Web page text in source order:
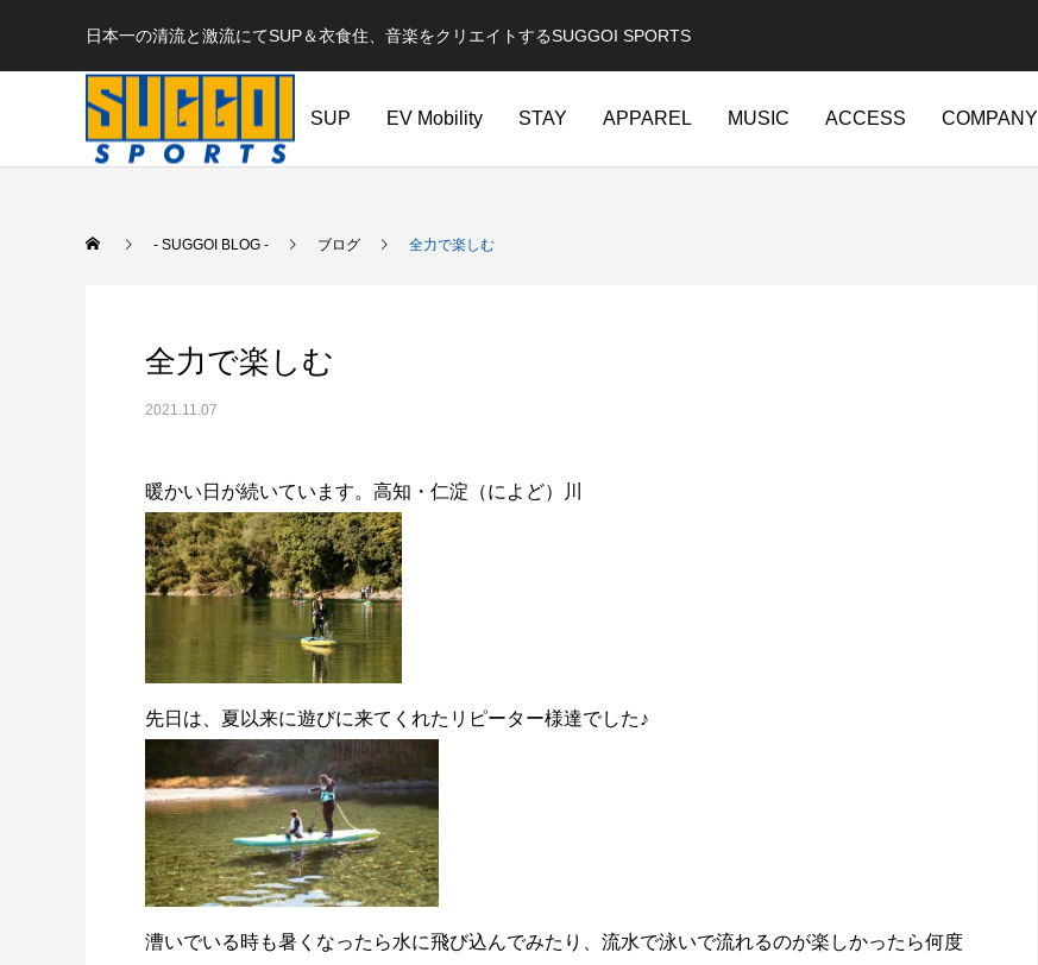
日本一の清流と激流にてSUP＆衣食住、音楽をクリエイトするSUGGOI SPORTS
SUP EV Mobility STAY APPAREL MUSIC ACCESS COMPANY
- SUGGOI BLOG - ブログ 全力で楽しむ
全力で楽しむ
2021.11.07
暖かい日が続いています。高知・仁淀（によど）川
先日は、夏以来に遊びに来てくれたリピーター様達でした♪
漕いでいる時も暑くなったら水に飛び込んでみたり、流水で泳いで流れるのが楽しかったら何度